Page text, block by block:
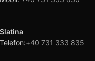
Slatina
Telefon:+40 731 333 835